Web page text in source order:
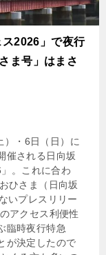
ス2026」で夜行
ま号」はまさ
）・6日（日）に
催される日向坂
。これに合わ
ひさま（日向坂
いプレスリリー
アクセス利便性
臨時夜行特急
が決定したので